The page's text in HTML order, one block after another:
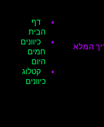
המלא
דף
הבית
כיוונים
חמים
היום
קטלוג
כיוונים